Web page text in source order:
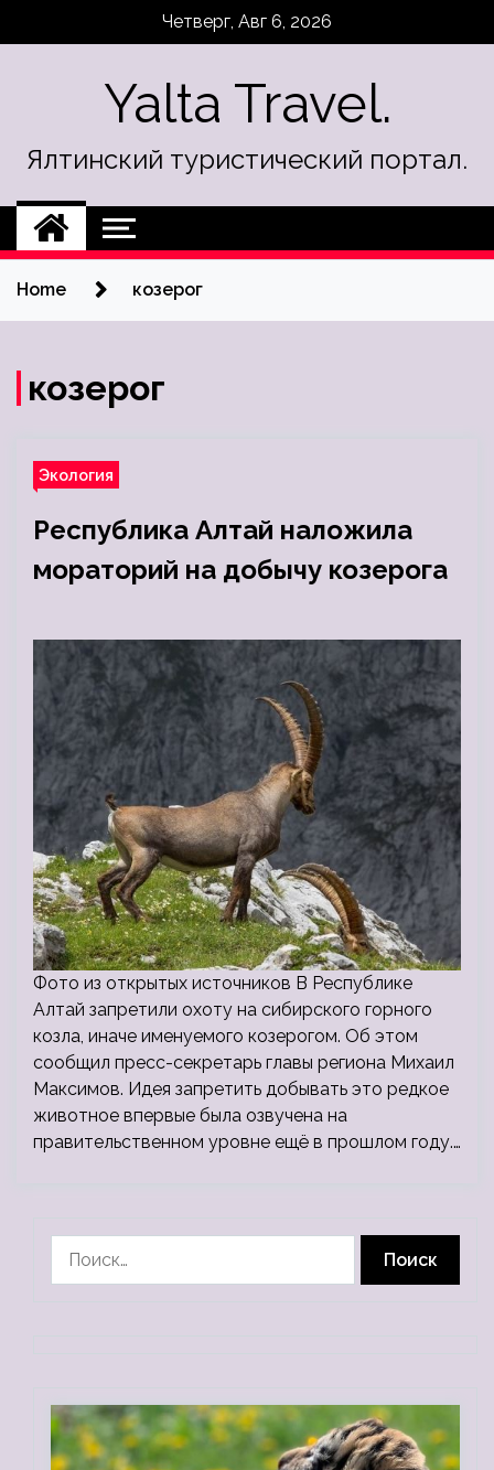
Четверг, Авг 6, 2026
Yalta Travel.
Ялтинский туристический портал.
Home козерог
козерог
Экология
Республика Алтай наложила
мораторий на добычу козерога
Фото из открытых источников В Республике
Алтай запретили охоту на сибирского горного
козла, иначе именуемого козерогом. Об этом
сообщил пресс-секретарь главы региона Михаил
Максимов. Идея запретить добывать это редкое
животное впервые была озвучена на
правительственном уровне ещё в прошлом году.…